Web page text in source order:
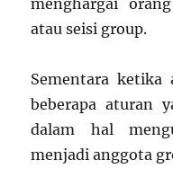
menghargai
atau seisi group.
Sementara
beberapa aturan
dalam hal
menjadi anggota